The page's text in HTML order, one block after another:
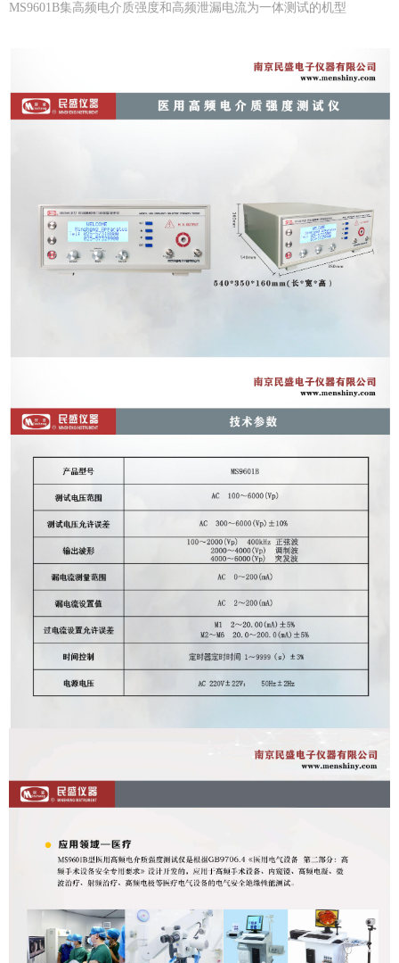
MS9601B集高频电介质强度和高频泄漏电流为一体测试的机型